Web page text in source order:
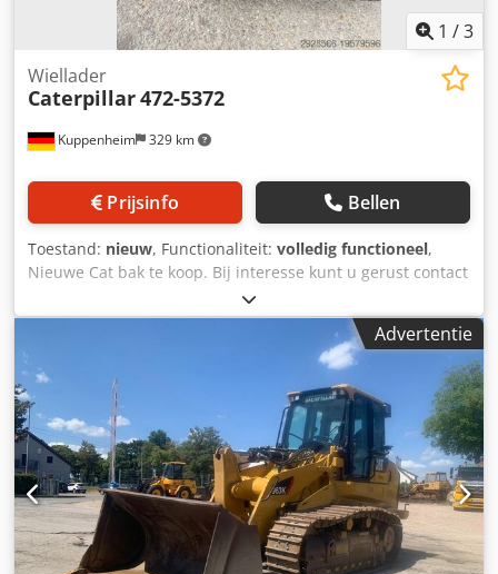
1 /3
Kuppenheim 329 km
Wiellader
Caterpillar472-5372
Prijsinfo Bellen
Toestand: nieuw, Functionaliteit: volledig functioneel,
Nieuwe Cat bak te koop. Bij interesse kunt u gerust contact
opnemen. Csdpfowzu Apsx Alyorf
Advertentie